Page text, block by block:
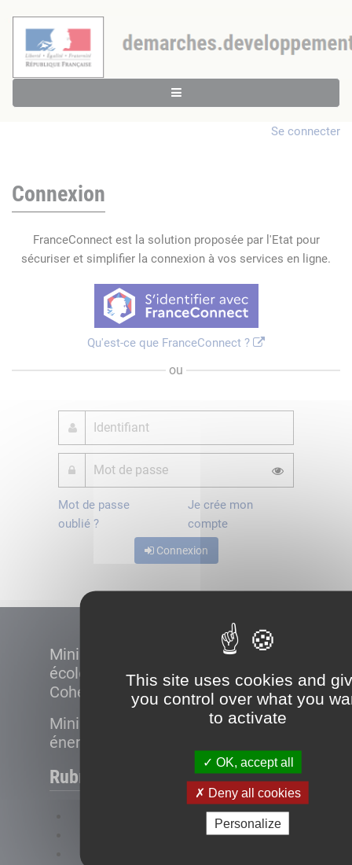
This site uses cookies and
you control over what you
to activate
OK, accept all
Deny all cookies
Personalize
Se connecter
Connexion
FranceConnect est la solution proposée par l'Etat pour
sécuriser et simplifier la connexion à vos services en ligne.
Qu'est-ce que FranceConnect ?
ou
Mot de passe
oublié ?
Je crée mon
compte
Connexion
Ministère de la Transition
écologique et de la
Cohésion des territoires
Ministère de la Transition
énergétique
Rubriques